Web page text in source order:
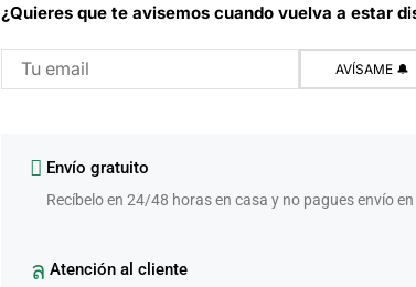
¿Quieres que te avisemos cuando vuelva a estar
Envío gratuito
Recíbelo en 24/48 horas en casa y no pagues envío
Atención al cliente